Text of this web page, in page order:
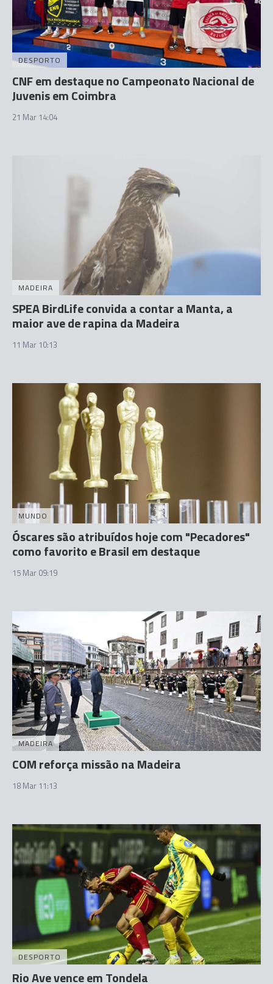
DESPORTO
CNF em destaque no Campeonato Nacional de
Juvenis em Coimbra
21 Mar 14:04
MADEIRA
SPEA BirdLife convida a contar a Manta, a
maior ave de rapina da Madeira
11 Mar 10:13
MUNDO
Óscares são atribuídos hoje com "Pecadores"
como favorito e Brasil em destaque
15 Mar 09:19
MADEIRA
COM reforça missão na Madeira
18 Mar 11:13
DESPORTO
Rio Ave vence em Tondela